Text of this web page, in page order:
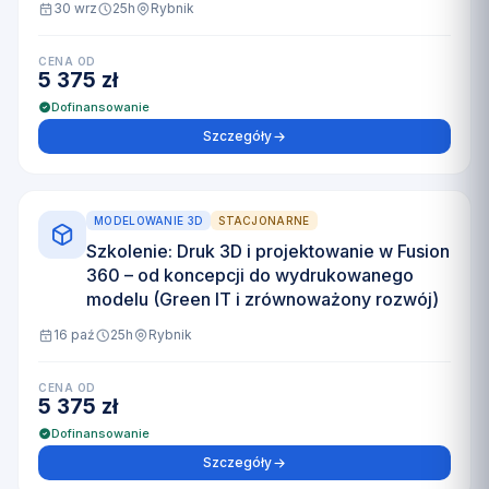
30 wrz 25h Rybnik
CENA OD
5 375 zł
Dofinansowanie
Szczegóły
MODELOWANIE 3D STACJONARNE
Szkolenie: Druk 3D i projektowanie w Fusion
360 – od koncepcji do wydrukowanego
modelu (Green IT i zrównoważony rozwój)
16 paź 25h Rybnik
CENA OD
5 375 zł
Dofinansowanie
Szczegóły